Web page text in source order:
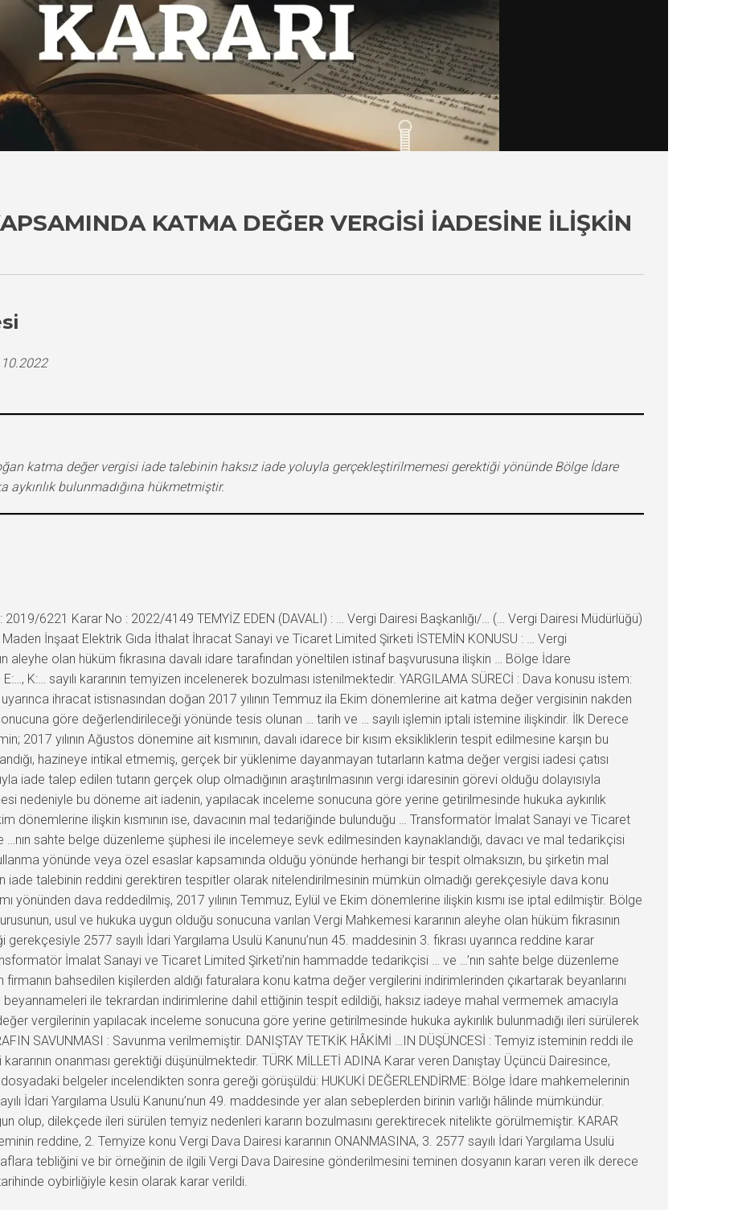
KATMA DEĞER VERGISI İADESINE İLIŞKIN
katma değer vergisi iade talebinin haksız iade yoluyla gerçekleştirilmemesi gerektiği yönünde Bölge İdare
bulunmadığına hükmetmiştir.
2019/6221 Karar No : 2022/4149 TEMYİZ EDEN (DAVALI) : … Vergi Dairesi Başkanlığı/… (… Vergi Dairesi Müdürlüğü)
Maden İnşaat Elektrik Gıda İthalat İhracat Sanayi ve Ticaret Limited Şirketi İSTEMİN KONUSU : … Vergi
aleyhe olan hüküm fıkrasına davalı idare tarafından yöneltilen istinaf başvurusuna ilişkin … Bölge İdare
K:… sayılı kararının temyizen incelenerek bozulması istenilmektedir. YARGILAMA SÜRECİ : Dava konusu istem:
ihracat istisnasından doğan 2017 yılının Temmuz ila Ekim dönemlerine ait katma değer vergisinin nakden
göre değerlendirileceği yönünde tesis olunan … tarih ve … sayılı işlemin iptali istemine ilişkindir. İlk Derece
2017 yılının Ağustos dönemine ait kısmının, davalı idarece bir kısım eksikliklerin tespit edilmesine karşın bu
hazineye intikal etmemiş, gerçek bir yüklenime dayanmayan tutarların katma değer vergisi iadesi çatısı
iade talep edilen tutarın gerçek olup olmadığının araştırılmasının vergi idaresinin görevi olduğu dolayısıyla
nedeniyle bu döneme ait iadenin, yapılacak inceleme sonucuna göre yerine getirilmesinde hukuka aykırılık
dönemlerine ilişkin kısmının ise, davacının mal tedariğinde bulunduğu … Transformatör İmalat Sanayi ve Ticaret
sahte belge düzenleme şüphesi ile incelemeye sevk edilmesinden kaynaklandığı, davacı ve mal tedarikçisi
yönünde veya özel esaslar kapsamında olduğu yönünde herhangi bir tespit olmaksızın, bu şirketin mal
iade talebinin reddini gerektiren tespitler olarak nitelendirilmesinin mümkün olmadığı gerekçesiyle dava konu
yönünden dava reddedilmiş, 2017 yılının Temmuz, Eylül ve Ekim dönemlerine ilişkin kısmı ise iptal edilmiştir. Bölge
usul ve hukuka uygun olduğu sonucuna varılan Vergi Mahkemesi kararının aleyhe olan hüküm fıkrasının
gerekçesiyle 2577 sayılı İdari Yargılama Usulü Kanunu’nun 45. maddesinin 3. fıkrası uyarınca reddine karar
İmalat Sanayi ve Ticaret Limited Şirketi’nin hammadde tedarikçisi … ve …’nın sahte belge düzenleme
bahsedilen kişilerden aldığı faturalara konu katma değer vergilerini indirimlerinden çıkartarak beyanlarını
ile tekrardan indirimlerine dahil ettiğinin tespit edildiği, haksız iadeye mahal vermemek amacıyla
vergilerinin yapılacak inceleme sonucuna göre yerine getirilmesinde hukuka aykırılık bulunmadığı ileri sürülerek
SAVUNMASI : Savunma verilmemiştir. DANIŞTAY TETKİK HÂKİMİ …IN DÜŞÜNCESİ : Temyiz isteminin reddi ile
onanması gerektiği düşünülmektedir. TÜRK MİLLETİ ADINA Karar veren Danıştay Üçüncü Dairesince,
belgeler incelendikten sonra gereği görüşüldü: HUKUKİ DEĞERLENDİRME: Bölge İdare mahkemelerinin
İdari Yargılama Usulü Kanunu’nun 49. maddesinde yer alan sebeplerden birinin varlığı hâlinde mümkündür.
olup, dilekçede ileri sürülen temyiz nedenleri kararın bozulmasını gerektirecek nitelikte görülmemiştir. KARAR
reddine, 2. Temyize konu Vergi Dava Dairesi kararının ONANMASINA, 3. 2577 sayılı İdari Yargılama Usulü
tebliğini ve bir örneğinin de ilgili Vergi Dava Dairesine gönderilmesini teminen dosyanın kararı veren ilk derece
oybirliğiyle kesin olarak karar verildi.